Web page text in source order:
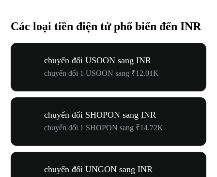
Các loại tiền điện tử phổ biến đến INR
chuyển đổi USOON sang INR
chuyển đổi 1 USOON sang ₹12.01K
chuyển đổi SHOPON sang INR
chuyển đổi 1 SHOPON sang ₹14.72K
chuyển đổi UNGON sang INR